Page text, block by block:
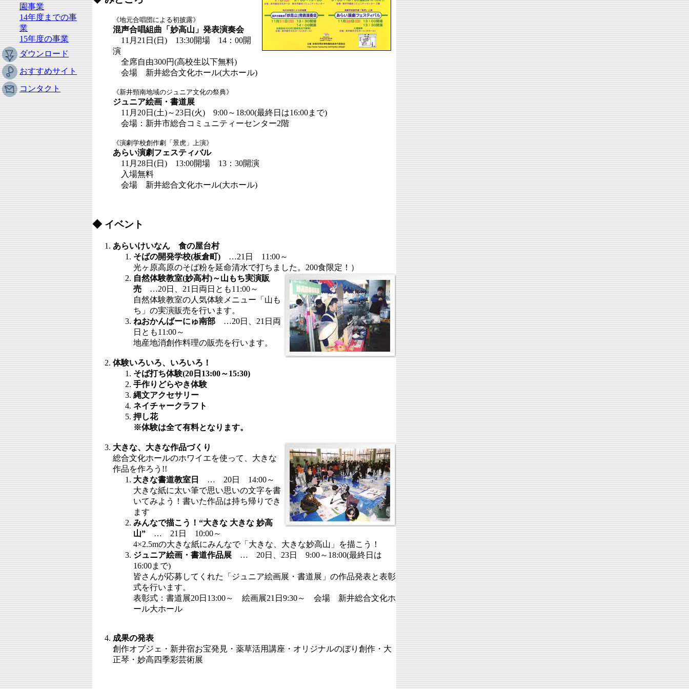
園事業
14年度までの事
業
15年度の事業
ダウンロード
おすすめサイト
コンタクト
《地元合唱団による初披露》
混声合唱組曲「妙高山」発表演奏会
11月21日(日) 13:30開場 14：00開
演
全席自由300円(高校生以下無料)
会場 新井総合文化ホール(大ホール)
《新井頸南地域のジュニア文化の祭典》
ジュニア絵画・書道展
11月20日(土)～23日(火) 9:00～18:00(最終日は16:00まで)
会場：新井市総合コミュニティーセンター2階
《演劇学校創作劇「景虎」上演》
あらい演劇フェスティバル
11月28日(日) 13:00開場 13：30開演
入場無料
会場 新井総合文化ホール(大ホール)
◆ イベント
あらいけいなん 食の屋台村
そばの開発学校(板倉町) …21日 11:00～
光ヶ原高原のそば粉を延命清水で打ちました。200食限定！）
自然体験教室(妙高村)～山もち実演販
売 …20日、21日両日とも11:00～
自然体験教室の人気体験メニュー「山も
ち」の実演販売を行います。
ねおかんばーにゅ南部 …20日、21日両
日とも11:00～
地産地消創作料理の販売を行います。
体験いろいろ、いろいろ！
そば打ち体験(20日13:00～15:30)
手作りどらやき体験
縄文アクセサリー
ネイチャークラフト
押し花
※体験は全て有料となります。
大きな、大きな作品づくり
総合文化ホールのホワイエを使って、大きな
作品を作ろう!!
大きな書道教室日
… 20日 14:00～
大きな紙に太い筆で思い思いの文字を書
いてみよう！書いた作品は持ち帰りでき
ます
みんなで描こう！“大きな 大きな 妙高
山” … 21日 10:00～
4×2.5mの大きな紙にみんなで「大きな、大きな妙高山」を描こう！
ジュニア絵画・書道作品展 … 20日、23日 9:00～18:00(最終日は
16:00まで)
皆さんが応募してくれた「ジュニア絵画展・書道展」の作品発表と表彰
式を行います。
表彰式：書道展20日13:00～ 絵画展21日9:30～ 会場 新井総合文化ホ
ール大ホール
成果の発表
創作オブジェ・新井宿お宝発見・薬草活用講座・オリジナルのぼり創作・大
正琴・妙高四季彩芸術展